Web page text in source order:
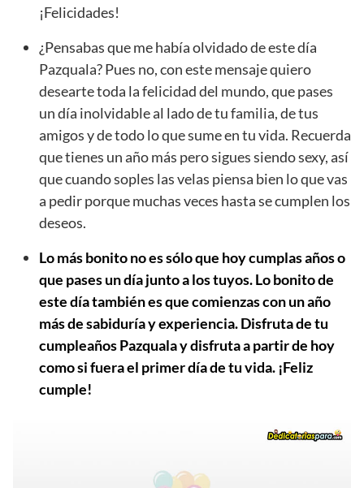
¡Felicidades!
¿Pensabas que me había olvidado de este día
Pazquala? Pues no, con este mensaje quiero
desearte toda la felicidad del mundo, que pases
un día inolvidable al lado de tu familia, de tus
amigos y de todo lo que sume en tu vida. Recuerda
que tienes un año más pero sigues siendo sexy, así
que cuando soples las velas piensa bien lo que vas
a pedir porque muchas veces hasta se cumplen los
deseos.
Lo más bonito no es sólo que hoy cumplas años o
que pases un día junto a los tuyos. Lo bonito de
este día también es que comienzas con un año
más de sabiduría y experiencia. Disfruta de tu
cumpleaños Pazquala y disfruta a partir de hoy
como si fuera el primer día de tu vida. ¡Feliz
cumple!